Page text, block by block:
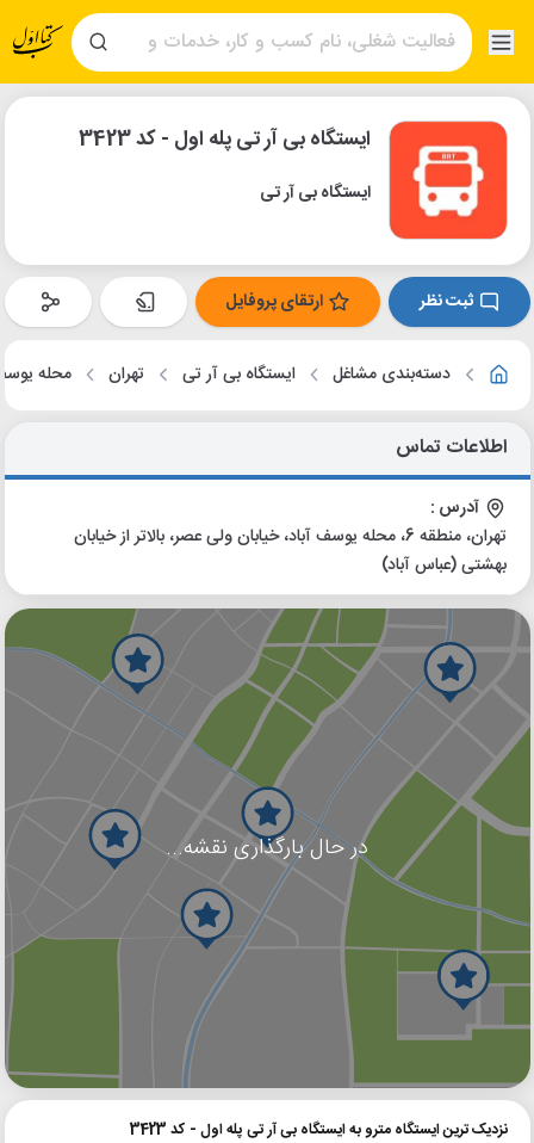
ایستگاه بی آر تی پله اول - کد 3423
ایستگاه بی آر تی
ثبت نظر ارتقای پروفایل
دسته‌بندی مشاغل ایستگاه بی آر تی تهران محله
اطلاعات تماس
آدرس :
تهران، منطقه 6، محله یوسف آباد، خیابان ولی عصر، بالاتر از خیابان
بهشتی (عباس آباد)
در حال بارگذاری نقشه...
گوگل
نزدیک ترین ایستگاه مترو به ایستگاه بی آر تی پله اول - کد 3423